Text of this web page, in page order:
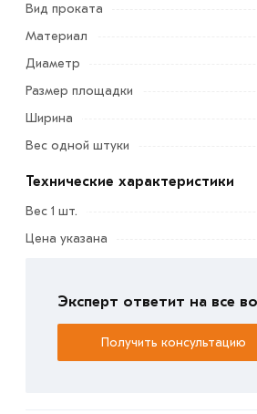
Оголовок СВ 108 мм 200х200 мм
трубой и ребрами жесткости.
накрывает верхний торец сваи
или болтовым соединением. На
будут опираться строительные
них может производиться
Вид проката
Материал
Диаметр
Размер площадки
Ширина
Вес одной штуки
Технические характеристики
Вес 1 шт.
Цена указана
Эксперт ответит на все
Получить консультацию